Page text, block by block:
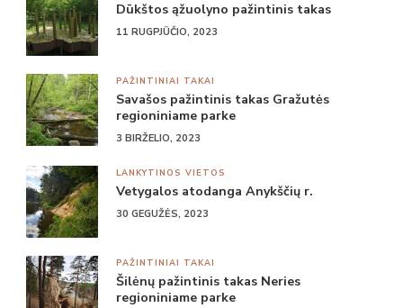
Dūkštos ąžuolyno pažintinis takas
11 RUGPJŪČIO, 2023
PAŽINTINIAI TAKAI
Savašos pažintinis takas Gražutės
regioniniame parke
3 BIRŽELIO, 2023
LANKYTINOS VIETOS
Vetygalos atodanga Anykščių r.
30 GEGUŽĖS, 2023
PAŽINTINIAI TAKAI
Šilėnų pažintinis takas Neries
regioniniame parke